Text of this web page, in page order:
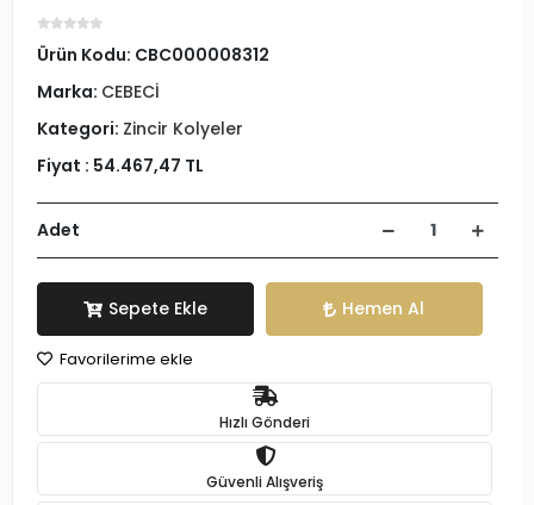
Ürün Kodu: CBC000008312
Marka: CEBECİ
Kategori: Zincir Kolyeler
Fiyat : 54.467,47 TL
Adet
Sepete Ekle Hemen Al
Favorilerime ekle
Hızlı Gönderi
Güvenli Alışveriş